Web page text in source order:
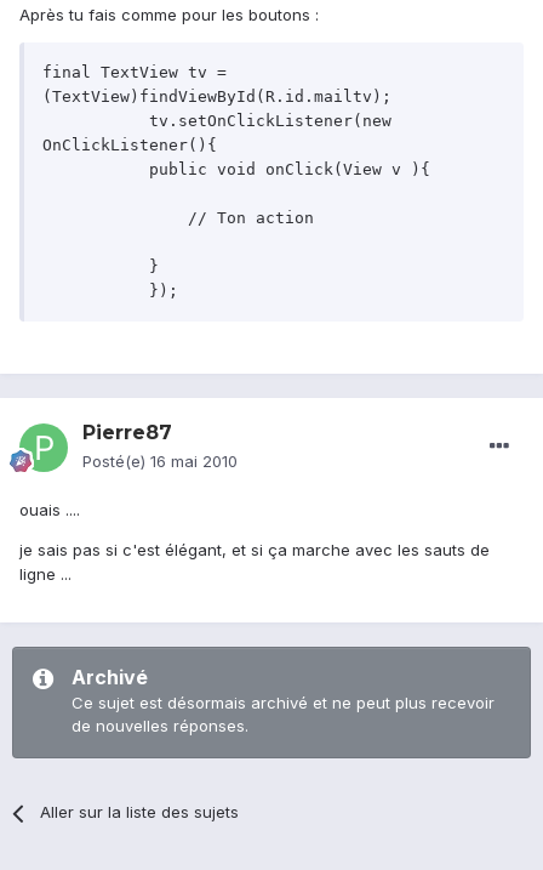
Après tu fais comme pour les boutons :
final TextView tv =
(TextView)findViewById(R.id.mailtv);
OnClickListener(){
Pierre87
Posté(e) 16 mai 2010
ouais ....
je sais pas si c'est élégant, et si ça marche avec les sauts de
ligne ...
Archivé
Ce sujet est désormais archivé et ne peut plus recevoir
de nouvelles réponses.
Aller sur la liste des sujets